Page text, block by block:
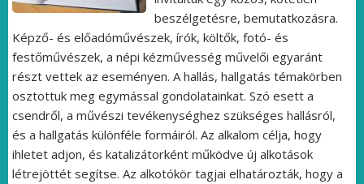
beszélgetésre, bemutatkozásra.
Képző- és előadóművészek, írók, költők, fotó- és
festőművészek, a népi kézművesség művelői egyaránt
részt vettek az eseményen. A hallás, hallgatás témakörben
osztottuk meg egymással gondolatainkat. Szó esett a
csendről, a művészi tevékenységhez szükséges hallásról,
és a hallgatás különféle formáiról. Az alkalom célja, hogy
ihletet adjon, és katalizátorként működve új alkotások
létrejöttét segítse. Az alkotókör tagjai elhatározták, hogy a